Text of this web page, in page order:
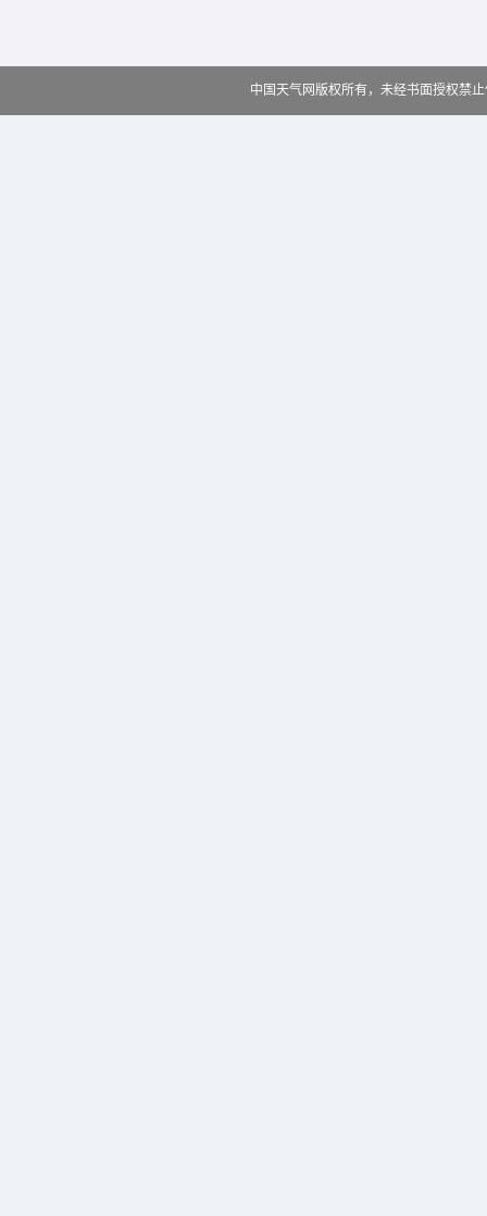
中国天气网版权所有，未经书面授权